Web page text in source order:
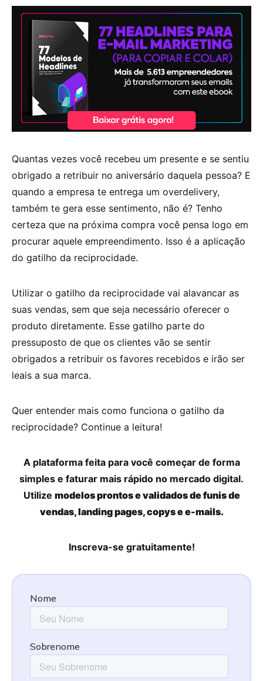
Quantas vezes você recebeu um presente e se sentiu
obrigado a retribuir no aniversário daquela pessoa? E
quando a empresa te entrega um overdelivery,
também te gera esse sentimento, não é? Tenho
certeza que na próxima compra você pensa logo em
procurar aquele empreendimento. Isso é a aplicação
do gatilho da reciprocidade.
Utilizar o gatilho da reciprocidade vai alavancar as
suas vendas, sem que seja necessário oferecer o
produto diretamente. Esse gatilho parte do
pressuposto de que os clientes vão se sentir
obrigados a retribuir os favores recebidos e irão ser
leais a sua marca.
Quer entender mais como funciona o gatilho da
reciprocidade? Continue a leitura!
A plataforma feita para você começar de forma
simples e faturar mais rápido no mercado digital.
Utilize modelos prontos e validados de funis de
vendas, landing pages, copys e e-mails.
Inscreva-se gratuitamente!